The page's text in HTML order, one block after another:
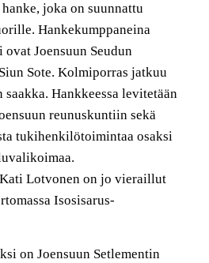
joka on suunnattu
Hankekumppaneina
Joensuun Seudun
Sote. Kolmiporras jatkuu
Hankkeessa levitetään
reunuskuntiin sekä
tukihenkilötoimintaa osaksi
Lotvonen on jo vieraillut
Isosisarus-
on Joensuun Setlementin